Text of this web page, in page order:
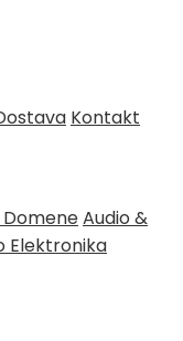
Kontakt
Audio &
Elektronika